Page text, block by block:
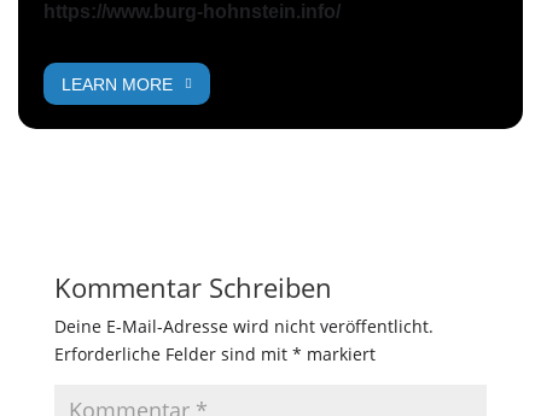
https://www.burg-hohnstein.info/
LEARN MORE
Kommentar Schreiben
Deine E-Mail-Adresse wird nicht veröffentlicht.
Erforderliche Felder sind mit * markiert